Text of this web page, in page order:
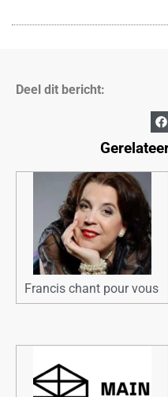
Deel dit bericht:
Francis chant pour vous